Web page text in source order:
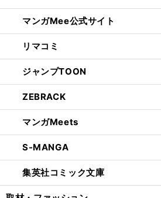
マンガMee公式サイト
リマコミ
ジャンプTOON
ZEBRACK
マンガMeets
S-MANGA
集英社コミック文庫